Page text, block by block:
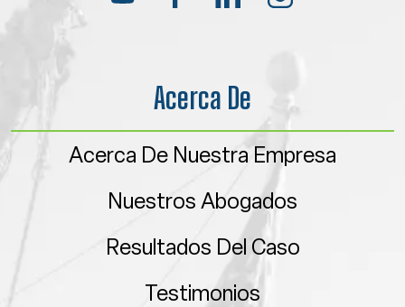
Acerca De
Acerca De Nuestra Empresa
Nuestros Abogados
Resultados Del Caso
Testimonios